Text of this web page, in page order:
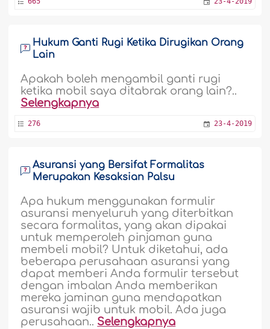
Hukum Ganti Rugi Ketika Dirugikan Orang
Lain
Apakah boleh mengambil ganti rugi
ketika mobil saya ditabrak orang lain?..
Selengkapnya
276 23-4-2019
Asuransi yang Bersifat Formalitas
Merupakan Kesaksian Palsu
Apa hukum menggunakan formulir
asuransi menyeluruh yang diterbitkan
secara formalitas, yang akan dipakai
untuk memperoleh pinjaman guna
membeli mobil? Untuk diketahui, ada
beberapa perusahaan asuransi yang
dapat memberi Anda formulir tersebut
dengan imbalan Anda memberikan
mereka jaminan guna mendapatkan
asuransi wajib untuk mobil. Ada juga
perusahaan.. Selengkapnya